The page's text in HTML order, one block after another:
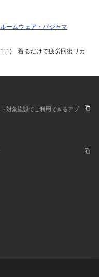
ームウェア・パジャマ
着るだけで疲労回復リカ
対象施設でご利用できるアプ